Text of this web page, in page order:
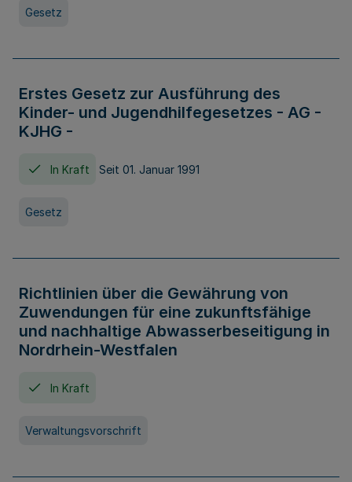
Gesetz
Erstes Gesetz zur Ausführung des
Kinder- und Jugendhilfegesetzes - AG -
KJHG -
In Kraft Seit 01. Januar 1991
Gesetz
Richtlinien über die Gewährung von
Zuwendungen für eine zukunftsfähige
und nachhaltige Abwasserbeseitigung in
Nordrhein-Westfalen
In Kraft
Verwaltungsvorschrift